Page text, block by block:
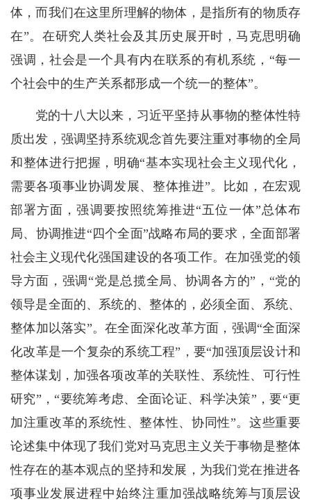
体，而我们在这里所理解的物体，是指所有的物质存
在”。在研究人类社会及其历史展开时，马克思明确
强调，社会是一个具有内在联系的有机系统，“每一
个社会中的生产关系都形成一个统一的整体”。
党的十八大以来，习近平坚持从事物的整体性特
质出发，强调坚持系统观念首先要注重对事物的全局
和整体进行把握，明确“基本实现社会主义现代化，
需要各项事业协调发展、整体推进”。比如，在宏观
部署方面，强调要按照统筹推进“五位一体”总体布
局、协调推进“四个全面”战略布局的要求，全面部署
社会主义现代化强国建设的各项工作。在加强党的领
导方面，强调“党是总揽全局、协调各方的”，“党的
领导是全面的、系统的、整体的，必须全面、系统、
整体加以落实”。在全面深化改革方面，强调“全面深
化改革是一个复杂的系统工程”，要“加强顶层设计和
整体谋划，加强各项改革的关联性、系统性、可行性
研究”，“要统筹考虑、全面论证、科学决策”，要“更
加注重改革的系统性、整体性、协同性”。这些重要
论述集中体现了我们党对马克思主义关于事物是整体
性存在的基本观点的坚持和发展，为我们党在推进各
项事业发展进程中始终注重加强战略统筹与顶层设